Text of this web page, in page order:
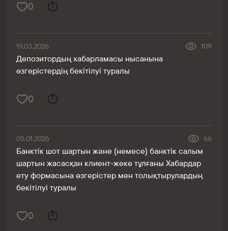
0
19.03.2026 109
Депозитордың хабарламасы нысанына
өзгерістердің бекітілуі туралы
0
05.01.2026 66
Банктік шот шартын және (немесе) банктік салым
шартын жасасқан клиент-жеке тұлғаны Хабардар
ету формасына өзгерістер мен толықтырулардың
бекітілуі туралы
0